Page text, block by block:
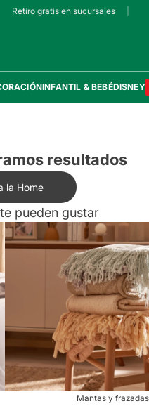
Retiro gratis en sucursales
INFANTIL & BEBÉDISNEY
resultados
la Home
pueden gustar
Mantas y frazadas